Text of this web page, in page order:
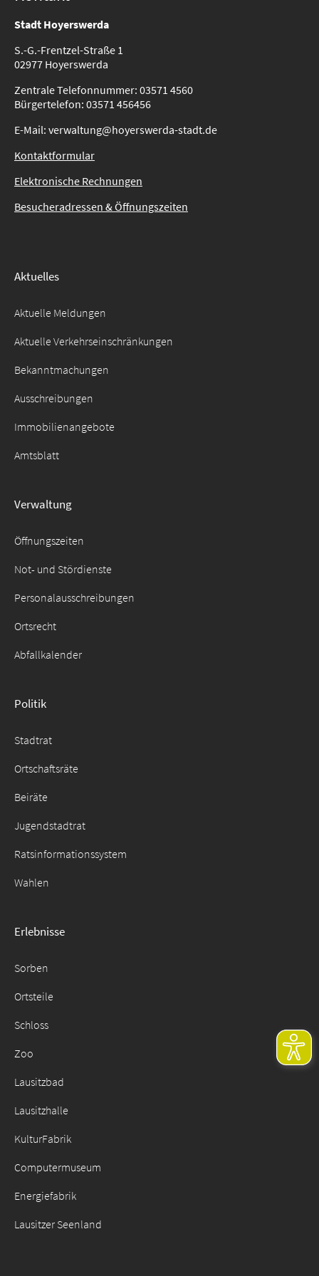
Stadt Hoyerswerda
S.-G.-Frentzel-Straße 1
02977 Hoyerswerda
Zentrale Telefonnummer: 03571 4560
Bürgertelefon: 03571 456456
E-Mail: verwaltung@hoyerswerda-stadt.de
Kontaktformular
Elektronische Rechnungen
Besucheradressen & Öffnungszeiten
Aktuelles
Aktuelle Meldungen
Aktuelle Verkehrseinschränkungen
Bekanntmachungen
Ausschreibungen
Immobilienangebote
Amtsblatt
Verwaltung
Öffnungszeiten
Not- und Stördienste
Personalausschreibungen
Ortsrecht
Abfallkalender
Politik
Stadtrat
Ortschaftsräte
Beiräte
Jugendstadtrat
Ratsinformationssystem
Wahlen
Erlebnisse
Sorben
Ortsteile
Schloss
Zoo
Lausitzbad
Lausitzhalle
KulturFabrik
Computermuseum
Energiefabrik
Lausitzer Seenland